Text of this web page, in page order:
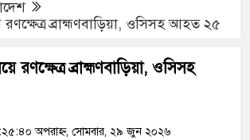
নিখুঁত হামলা চালান ইরানি
দেবেন প্রধানমন্ত্রী
কাছে পাঠাতেন
রণক্ষেত্র ব্রাহ্মণবাড়িয়া, ওসিসহ আহত ২৫
রণক্ষেত্র ব্রাহ্মণবাড়িয়া, ওসিসহ
অপরাহ্ন, সোমবার, ২৯ জুন ২০২৬